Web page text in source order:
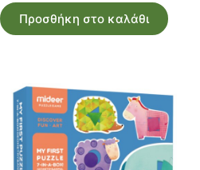
Προσθήκη στο καλάθι